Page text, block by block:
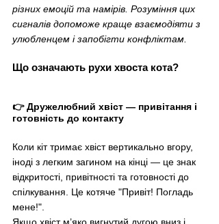
різних емоцій та намірів. Розуміння цих
сигналів допоможе краще взаємодіяти з
улюбленцем і запобігти конфліктам.
Що означають рухи хвоста кота?
👉 Дружелюбний хвіст — привітання і
готовність до контакту
Коли кіт тримає хвіст вертикально вгору,
іноді з легким загином на кінці — це знак
відкритості, привітності та готовності до
спілкування. Це котяче "Привіт! Погладь
мене!".